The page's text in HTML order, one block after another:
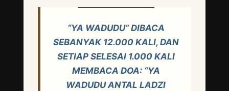
“YA WADUDU” DIBACA
SEBANYAK 12.000 KALI, DAN
SETIAP SELESAI 1.000 KALI
MEMBACA DOA: “YA
WADUDU ANTAL LADZI